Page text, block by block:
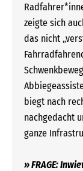
zeigte sich
das nicht
biegt nach
nachgedacht
ganze
» FRAGE: